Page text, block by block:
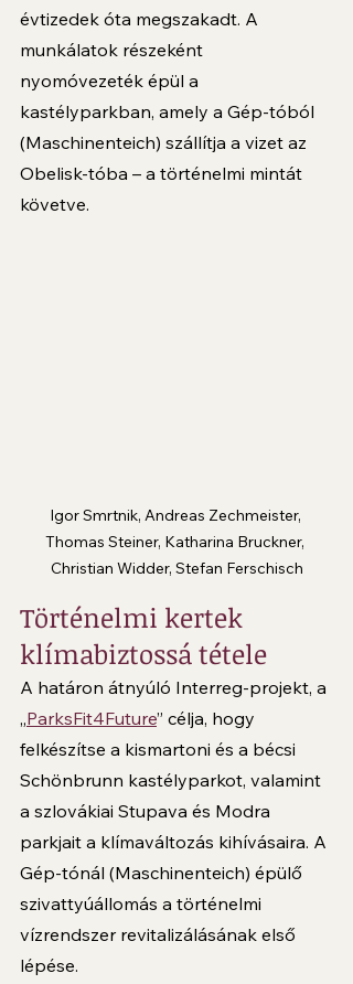
évtizedek óta megszakadt. A
munkálatok részeként
nyomóvezeték épül a
kastélyparkban, amely a Gép-tóból
(Maschinenteich) szállítja a vizet az
Obelisk-tóba – a történelmi mintát
követve.
Igor Smrtnik, Andreas Zechmeister,
Thomas Steiner, Katharina Bruckner,
Christian Widder, Stefan Ferschisch
Történelmi kertek
klímabiztossá tétele
A határon átnyúló Interreg-projekt, a
„ParksFit4Future” célja, hogy
felkészítse a kismartoni és a bécsi
Schönbrunn kastélyparkot, valamint
a szlovákiai Stupava és Modra
parkjait a klímaváltozás kihívásaira. A
Gép-tónál (Maschinenteich) épülő
szivattyúállomás a történelmi
vízrendszer revitalizálásának első
lépése.